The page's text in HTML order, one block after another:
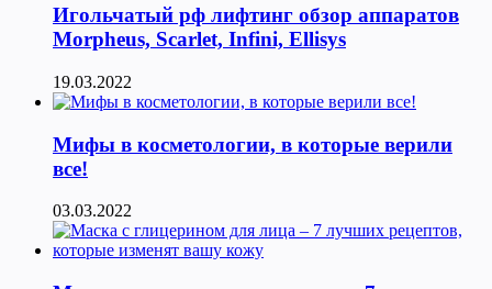
Игольчатый рф лифтинг обзор аппаратов
Morpheus, Scarlet, Infini, Ellisys
19.03.2022
Мифы в косметологии, в которые верили
все!
03.03.2022